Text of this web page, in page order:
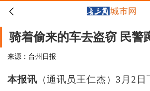

骑着偷来的车去盗窃 民警
来源：台州日报
本报讯 （通讯员王仁杰）3月2